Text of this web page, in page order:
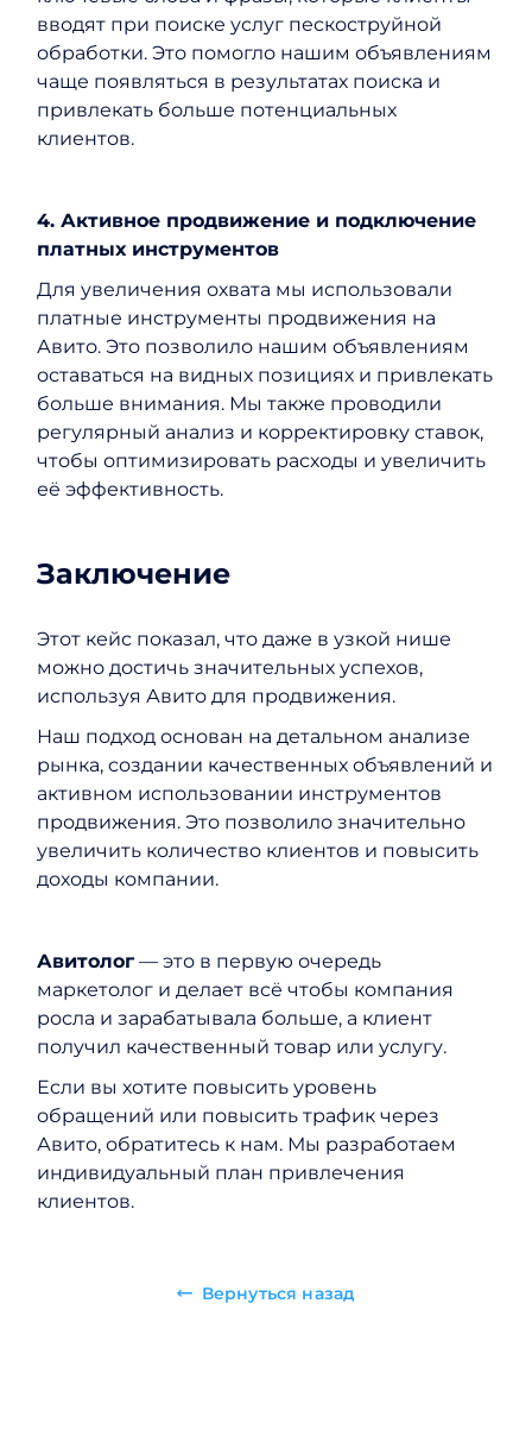
вводят при поиске услуг пескоструйной
обработки. Это помогло нашим объявлениям
чаще появляться в результатах поиска и
привлекать больше потенциальных
клиентов.
4. Активное продвижение и подключение
платных инструментов
Для увеличения охвата мы использовали
платные инструменты продвижения на
Авито. Это позволило нашим объявлениям
оставаться на видных позициях и привлекать
больше внимания. Мы также проводили
регулярный анализ и корректировку ставок,
чтобы оптимизировать расходы и увеличить
её эффективность.
Заключение
Этот кейс показал, что даже в узкой нише
можно достичь значительных успехов,
используя Авито для продвижения.
Наш подход основан на детальном анализе
рынка, создании качественных объявлений и
активном использовании инструментов
продвижения. Это позволило значительно
увеличить количество клиентов и повысить
доходы компании.
Авитолог— это в первую очередь
маркетолог и делает всё чтобы компания
росла и зарабатывала больше, а клиент
получил качественный товар или услугу.
Если вы хотите повысить уровень
обращений или повысить трафик через
Авито, обратитесь к нам. Мы разработаем
индивидуальный план привлечения
клиентов.
Вернуться назад